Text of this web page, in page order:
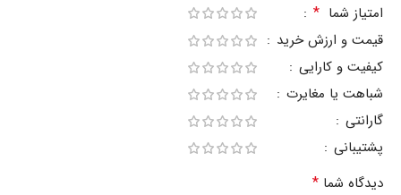
امتیاز شما *
قیمت و ارزش خرید
کیفیت و کارایی
شباهت یا مغایرت
گارانتی
پشتیبانی
دیدگاه شما *